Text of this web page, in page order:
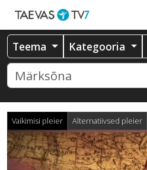
Teema Kategooria
Vaikimisi pleier Alternatiivsed pleier